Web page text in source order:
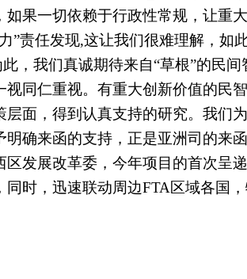
如果一切依赖于行政性常规，让重
”责任发现,这让我们很难理解，如
，我们真诚期待来自“草根”的民
视同仁重视。有重大创新价值的民
层面，得到认真支持的研究。我们
明确来函的支持，正是亚洲司的来
区发展改革委，今年项目的首次呈
同时，迅速联动周边FTA区域各国